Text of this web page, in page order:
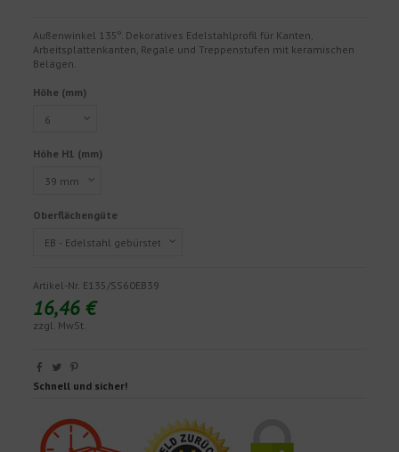
Außenwinkel 135º. Dekoratives Edelstahlprofil für Kanten,
Arbeitsplattenkanten, Regale und Treppenstufen mit keramischen
Belägen.
Höhe (mm)
Höhe H1 (mm)
Oberflächengüte
Artikel-Nr. E135/SS60EB39
16,46 €
zzgl. MwSt.
Schnell und sicher!